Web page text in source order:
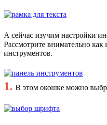
А сейчас изучим настройки
Рассмотрите внимательно как
инструментов.
1. В этом окошке можно